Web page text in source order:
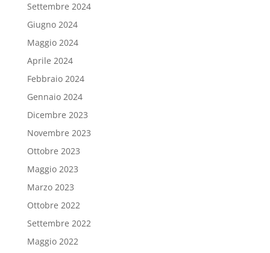
Settembre 2024
Giugno 2024
Maggio 2024
Aprile 2024
Febbraio 2024
Gennaio 2024
Dicembre 2023
Novembre 2023
Ottobre 2023
Maggio 2023
Marzo 2023
Ottobre 2022
Settembre 2022
Maggio 2022